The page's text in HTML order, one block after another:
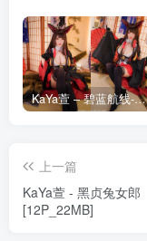
KaYa萱 – 碧蓝航线-赤城 [20P_128MB]
上一篇
KaYa萱 - 黑贞兔女郎
[12P_22MB]